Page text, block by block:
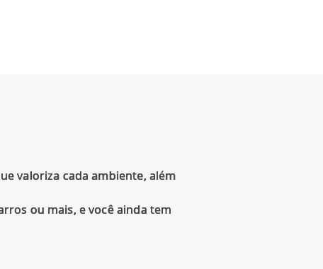
valoriza cada ambiente, além
ou mais, e você ainda tem